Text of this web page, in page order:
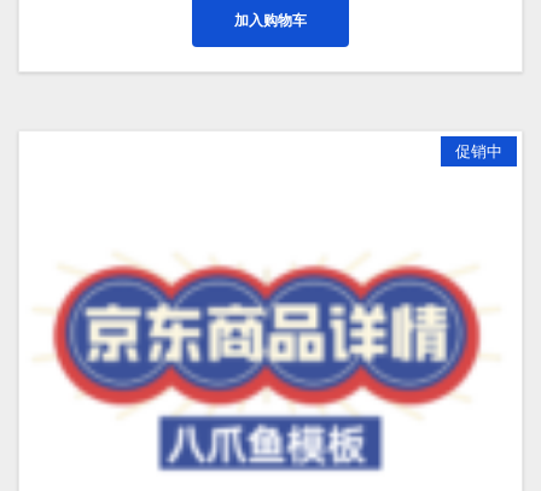
¥299.00。
为：
¥199.00。
加入购物车
促销中